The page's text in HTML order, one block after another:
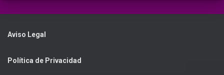
Aviso Legal
Política de Privacidad